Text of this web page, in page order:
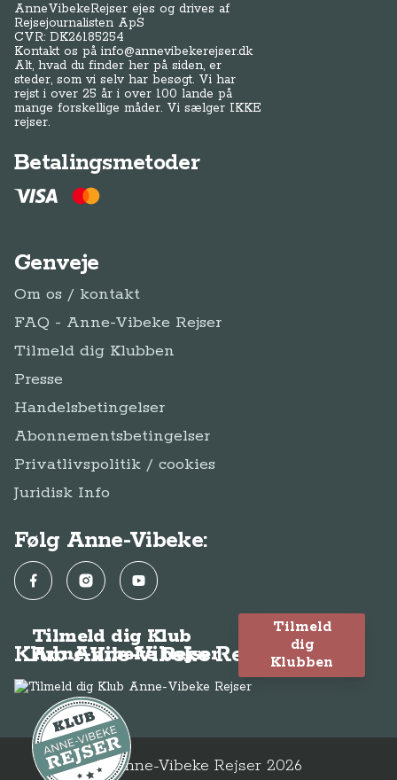
AnneVibekeRejser ejes og drives af
Rejsejournalisten ApS
CVR: DK26185254
Kontakt os påinfo@annevibekerejser.dk
Alt, hvad du finder her på siden, er
steder, som vi selv har besøgt. Vi har
rejst i over 25 år i over 100 lande på
mange forskellige måder. Vi sælger IKKE
rejser.
Betalingsmetoder
Genveje
Om os / kontakt
FAQ - Anne-Vibeke Rejser
Tilmeld dig Klubben
Presse
Handelsbetingelser
Abonnementsbetingelser
Privatlivspolitik / cookies
Juridisk Info
Følg Anne-Vibeke:
FacebookInstagramYouTube
Klub Anne-Vibeke Rejser
Tilmeld dig Klub
Anne-Vibeke Rejser
Tilmeld
dig
Klubben
© Anne-Vibeke Rejser 2026